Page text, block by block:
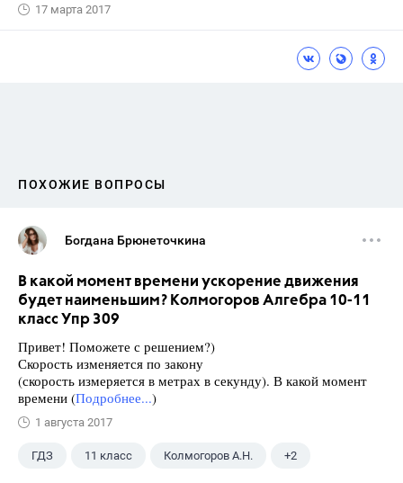
17 марта 2017
ПОХОЖИЕ ВОПРОСЫ
Богдана Брюнеточкина
В какой момент времени ускорение движения
будет наименьшим? Колмогоров Алгебра 10-11
класс Упр 309
Привет! Поможете с решением?)
Скорость изменяется по закону
(скорость измеряется в метрах в секунду). В какой момент
времени (Подробнее...)
1 августа 2017
ГДЗ 11 класс Колмогоров А.Н. +2